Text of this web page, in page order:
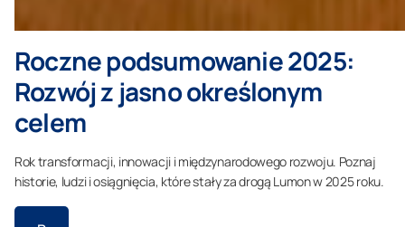
Roczne podsumowanie 2025:
Rozwój z jasno określonym
celem
Rok transformacji, innowacji i międzynarodowego rozwoju. Poznaj
historie, ludzi i osiągnięcia, które stały za drogą Lumon w 2025 roku.